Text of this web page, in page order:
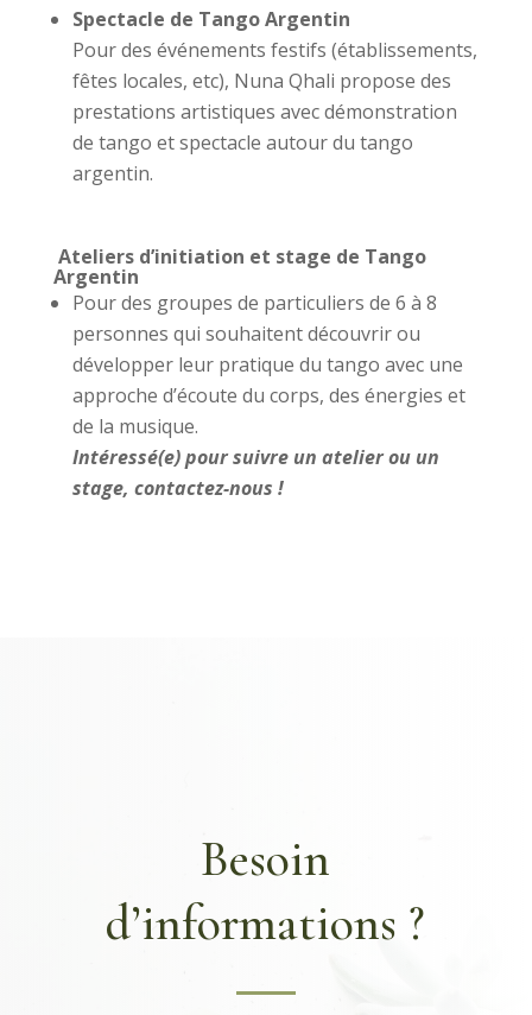
Spectacle de Tango Argentin
Pour des événements festifs (établissements,
fêtes locales, etc), Nuna Qhali propose des
prestations artistiques avec démonstration
de tango et spectacle autour du tango
argentin.
Ateliers d’initiation et stage de Tango
Argentin
Pour des groupes de particuliers de 6 à 8
personnes qui souhaitent découvrir ou
développer leur pratique du tango avec une
approche d’écoute du corps, des énergies et
de la musique.
Intéressé(e) pour suivre un atelier ou un
stage, contactez-nous !
Besoin
d’informations ?